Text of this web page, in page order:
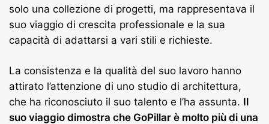
solo una collezione di progetti, ma rappresentava il
suo viaggio di crescita professionale e la sua
capacità di adattarsi a vari stili e richieste.
La consistenza e la qualità del suo lavoro hanno
attirato l’attenzione di uno studio di architettura,
che ha riconosciuto il suo talento e l’ha assunta. Il
suo viaggio dimostra che GoPillar è molto più di una